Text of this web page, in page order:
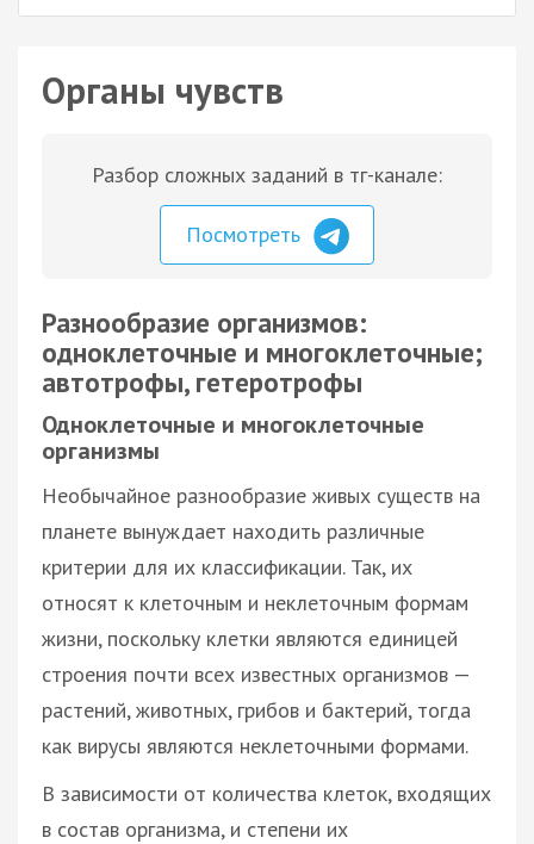
Органы чувств
Разбор сложных заданий в тг-канале:
Посмотреть
Разнообразие организмов:
одноклеточные и многоклеточные;
автотрофы, гетеротрофы
Одноклеточные и многоклеточные
организмы
Необычайное разнообразие живых существ на
планете вынуждает находить различные
критерии для их классификации. Так, их
относят к клеточным и неклеточным формам
жизни, поскольку клетки являются единицей
строения почти всех известных организмов —
растений, животных, грибов и бактерий, тогда
как вирусы являются неклеточными формами.
В зависимости от количества клеток, входящих
в состав организма, и степени их